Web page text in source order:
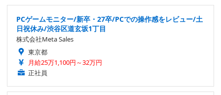
PCゲームモニター/新卒・27卒/PCでの操作感をレビュー/土
日祝休み/渋谷区道玄坂1丁目
株式会社Meta Sales
東京都
月給25万1,100円～32万円
正社員